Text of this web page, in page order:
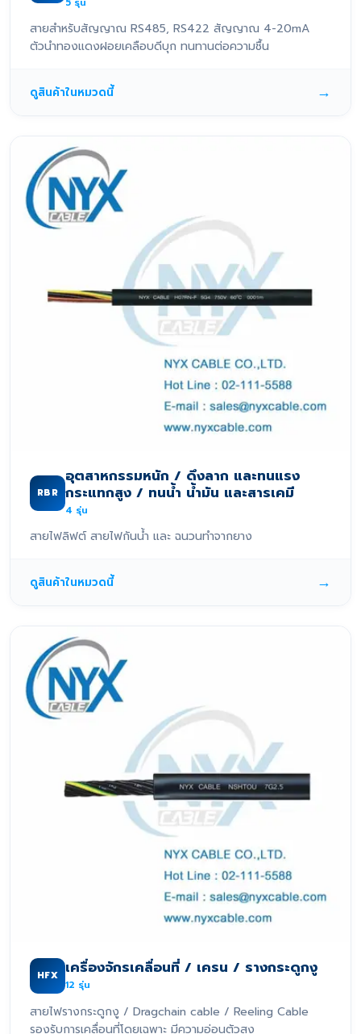
สายสำหรับสัญญาณ RS485, RS422 สัญญาณ 4-20mA
ตัวนำทองแดงฝอยเคลือบดีบุก ทนทานต่อความชื้น
ดูสินค้าในหมวดนี้ →
RBR
อุตสาหกรรมหนัก / ดึงลาก และทนแรง
กระแทกสูง / ทนน้ำ น้ำมัน และสารเคมี
4 รุ่น
สายไฟลิฟต์ สายไฟกันน้ำ และ ฉนวนทำจากยาง
ดูสินค้าในหมวดนี้ →
HFX เครื่องจักรเคลื่อนที่ / เครน / รางกระดูกงู
12 รุ่น
สายไฟรางกระดูกงู / Dragchain cable / Reeling Cable
รองรับการเคลื่อนที่โดยเฉพาะ มีความอ่อนตัวสูง